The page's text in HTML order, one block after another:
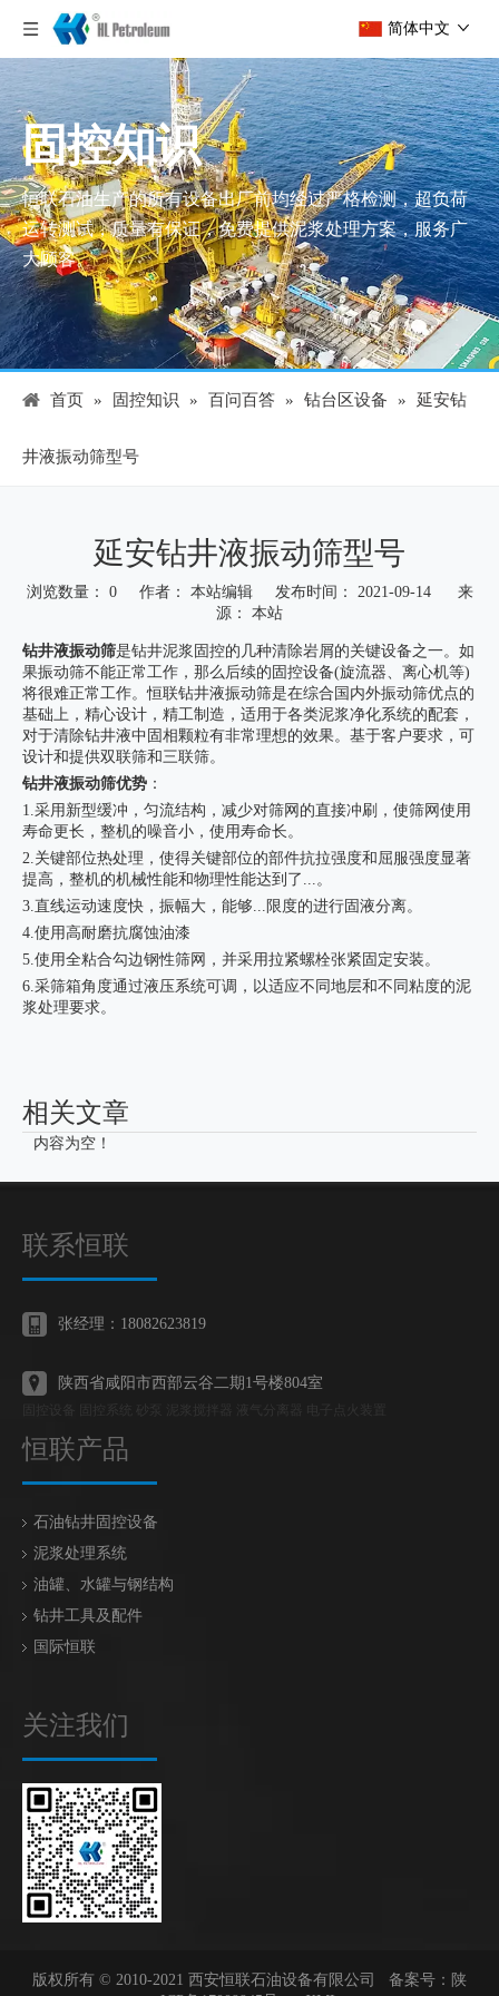
简体中文
固控知识
恒联石油生产的所有设备出厂前均经过严格检测，超负荷
运转测试，质量有保证，免费提供泥浆处理方案，服务广
大顾客。
首页 » 固控知识 » 百问百答 » 钻台区设备 » 延安钻
井液振动筛型号
延安钻井液振动筛型号
浏览数量： 0作者： 本站编辑 发布时间： 2021-09-14 来
源： 本站
["wechat","weibo","qzone","douban","email"]
钻井液振动筛是钻井泥浆固控的几种清除岩屑的关键设备之一。如
果振动筛不能正常工作，那么后续的固控设备(旋流器、离心机等)
将很难正常工作。恒联钻井液振动筛是在综合国内外振动筛优点的
基础上，精心设计，精工制造，适用于各类泥浆净化系统的配套，
对于清除钻井液中固相颗粒有非常理想的效果。基于客户要求，可
设计和提供双联筛和三联筛。
钻井液振动筛优势 ：
1.采用新型缓冲，匀流结构，减少对筛网的直接冲刷，使筛网使用
寿命更长，整机的噪音小，使用寿命长。
2.关键部位热处理，使得关键部位的部件抗拉强度和屈服强度显著
提高，整机的机械性能和物理性能达到了...。
3.直线运动速度快，振幅大，能够...限度的进行固液分离。
4.使用高耐磨抗腐蚀油漆
5.使用全粘合勾边钢性筛网，并采用拉紧螺栓张紧固定安装。
6.采筛箱角度通过液压系统可调，以适应不同地层和不同粘度的泥
浆处理要求。
相关文章
内容为空！
联系恒联
张经理：18082623819
陕西省咸阳市西部云谷二期1号楼804室
恒联产品
石油钻井固控设备
泥浆处理系统
油罐、水罐与钢结构
钻井工具及配件
国际恒联
关注我们
版权所有 © 2010-2021 西安恒联石油设备有限公司 备案号： 陕